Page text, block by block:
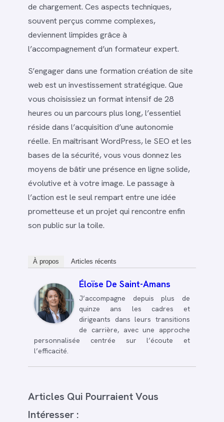
de chargement. Ces aspects techniques,
souvent perçus comme complexes,
deviennent limpides grâce à
l’accompagnement d’un formateur expert.
S’engager dans une formation création de site
web est un investissement stratégique. Que
vous choisissiez un format intensif de 28
heures ou un parcours plus long, l’essentiel
réside dans l’acquisition d’une autonomie
réelle. En maîtrisant WordPress, le SEO et les
bases de la sécurité, vous vous donnez les
moyens de bâtir une présence en ligne solide,
évolutive et à votre image. Le passage à
l’action est le seul rempart entre une idée
prometteuse et un projet qui rencontre enfin
son public sur la toile.
À propos Articles récents
Éloïse De Saint-Amans
J’accompagne depuis plus de
quinze ans les cadres et
dirigeants dans leurs transitions
de carrière, avec une approche
personnalisée centrée sur l’écoute et
l’efficacité.
Articles Qui Pourraient Vous
Intéresser :